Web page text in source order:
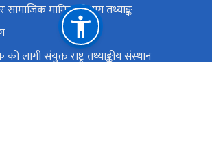
सामाजिक मामिला विभाग तथ्याङ्क
लागी संयुक्त राष्ट्र तथ्याङ्कीय संस्थान